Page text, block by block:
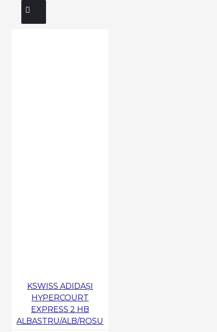
KSWISS ADIDAȘI
HYPERCOURT
EXPRESS 2 HB
ALBASTRU/ALB/ROSU